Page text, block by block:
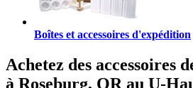
Boîtes et accessoires d'expédition
Achetez des accessoires
à Roseburg, OR au U-